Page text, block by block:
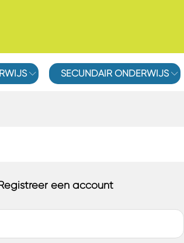
SECUNDAIR ONDERWIJS
Registreer een account